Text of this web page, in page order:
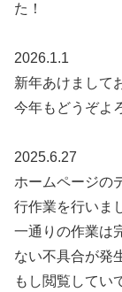
た！
2026.1.1
新年あけまして
今年もどうぞよ
2025.6.27
ホームページの
行作業を行いま
一通りの作業は
ない不具合が発
もし閲覧してい